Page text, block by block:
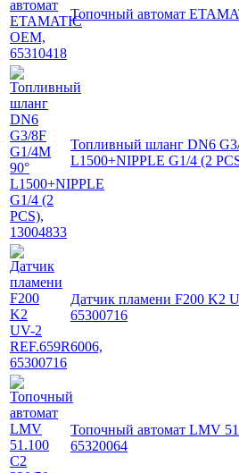
Топочный автомат
Топливный шланг DN6
L1500+NIPPLE G1/4 (2
Датчик пламени F200 K2
65300716
Топочный автомат LMV
65320064